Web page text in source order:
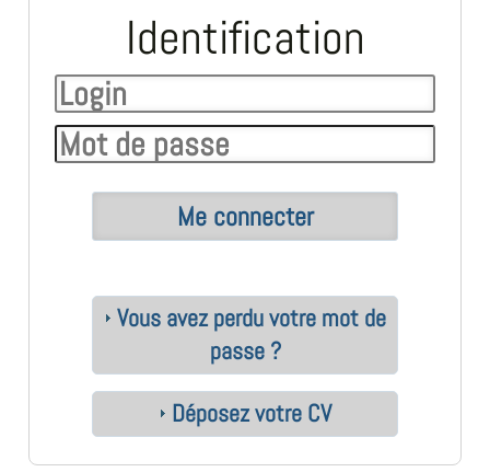
Identification
Vous avez perdu votre mot de
passe ?
Déposez votre CV